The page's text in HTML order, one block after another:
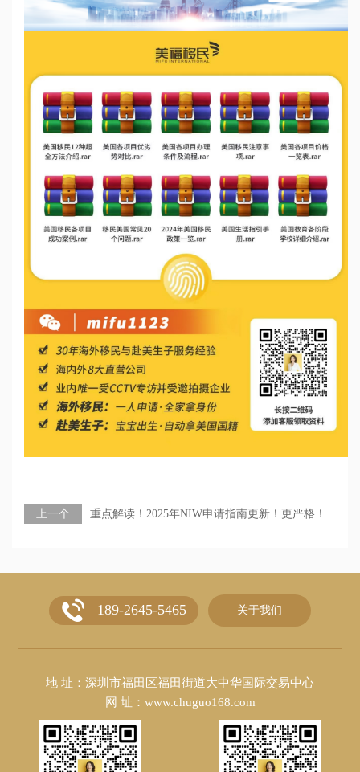
上一个 重点解读！2025年NIW申请指南更新！更严格！
189-2645-5465 关于我们
地 址：深圳市福田区福田街道大中华国际交易中心
网 址：www.chuguo168.com